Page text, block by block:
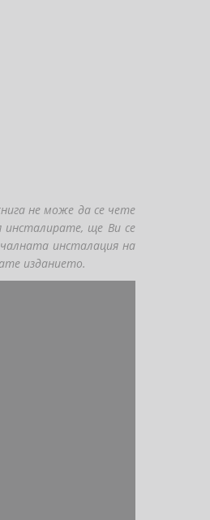
не може да се чете
инсталирате, ще Ви се
инсталация на
изданието.